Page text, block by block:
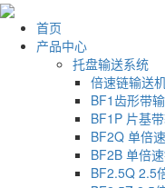
首页
产品中心
托盘输送系统
倍速链输送
BF1齿形带
BF1P 片基
BF2Q 单倍
BF2B 单倍
BF2.5Q 2.5